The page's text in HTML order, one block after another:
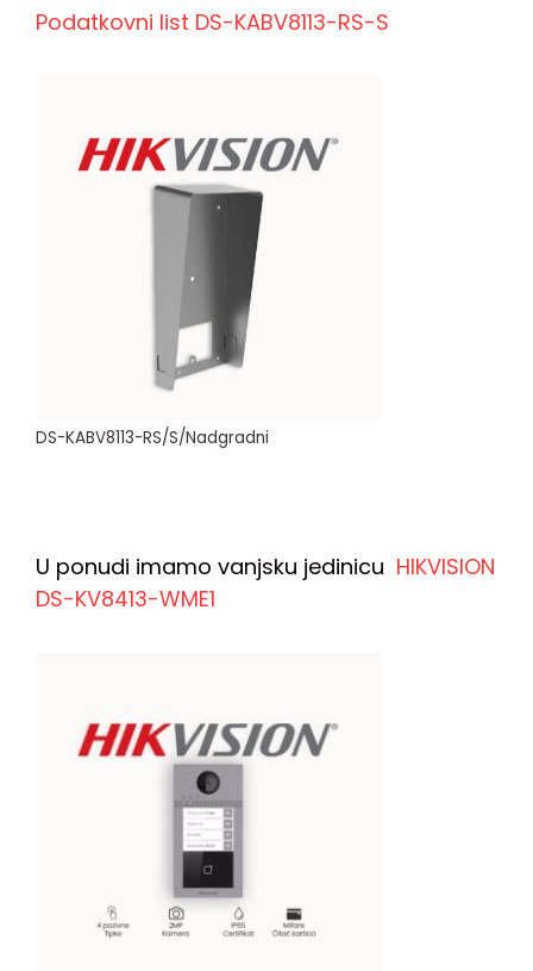
Podatkovni list DS-KABV8113-RS-S
DS-KABV8113-RS/S/Nadgradni
U ponudi imamo vanjsku jedinicu HIKVISION
DS-KV8413-WME1